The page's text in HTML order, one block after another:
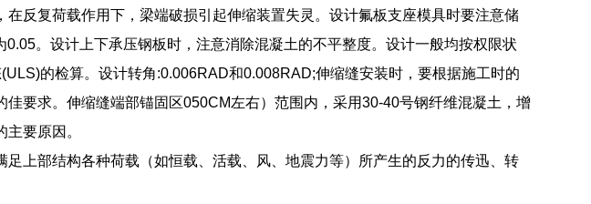
反复荷载作用下，梁端破损引起伸缩装置失灵。设计氟板支座模具时要注意储
。设计上下承压钢板时，注意消除混凝土的不平整度。设计一般均按权限状
的检算。设计转角:0.006RAD和0.008RAD;伸缩缝安装时，要根据施工时的
要求。伸缩缝端部锚固区050CM左右）范围内，采用30-40号钢纤维混凝土，增
要原因。
上部结构各种荷载（如恒载、活载、风、地震力等）所产生的反力的传迅、转